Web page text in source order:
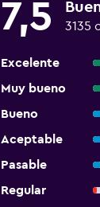
7,5 3135
Excelente
Muy bueno
Bueno
Aceptable
Pasable
Regular